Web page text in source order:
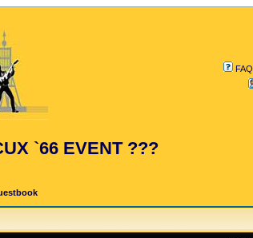
FAQ
`66 EVENT ???